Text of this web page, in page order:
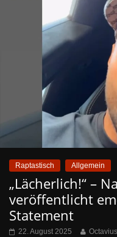
Raptastisch Allgemein
„Lächerlich!“ –
veröffentlicht
Statement
22. August 2025